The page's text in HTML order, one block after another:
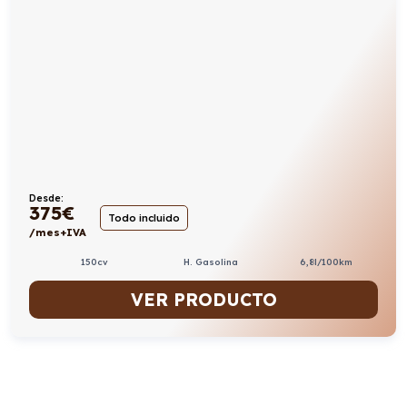
Desde:
375€
/mes+IVA
Todo incluido
150cv H. Gasolina 6,8l/100km
VER PRODUCTO